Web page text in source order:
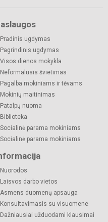
Pradinis ugdymas
Pagrindinis ugdymas
Visos dienos mokykla
Neformalusis švietimas
Pagalba mokiniams ir tėvams
Mokinių maitinimas
Patalpų nuoma
Biblioteka
Socialinė parama mokiniams
Socialinė parama mokiniams
Nuorodos
Laisvos darbo vietos
Asmens duomenų apsauga
Konsultavimasis su visuomene
Dažniausiai užduodami klausimai